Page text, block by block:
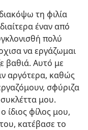
τη φιλία
έναν από
πολύ
να εργάζωμαι
βαθιά. Αυτό με
αργότερα, καθώς
σφύριζα
μου.
ίδιος φίλος μου,
κατέβασε το